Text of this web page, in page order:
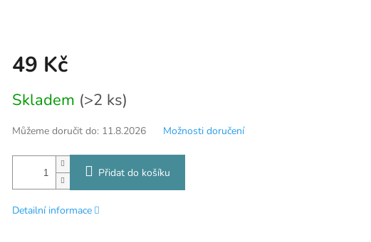
49 Kč
cena:
Skladem (>2 ks)
Můžeme doručit do: 11.8.2026 Možnosti doručení
Přidat do košíku
Detailní informace